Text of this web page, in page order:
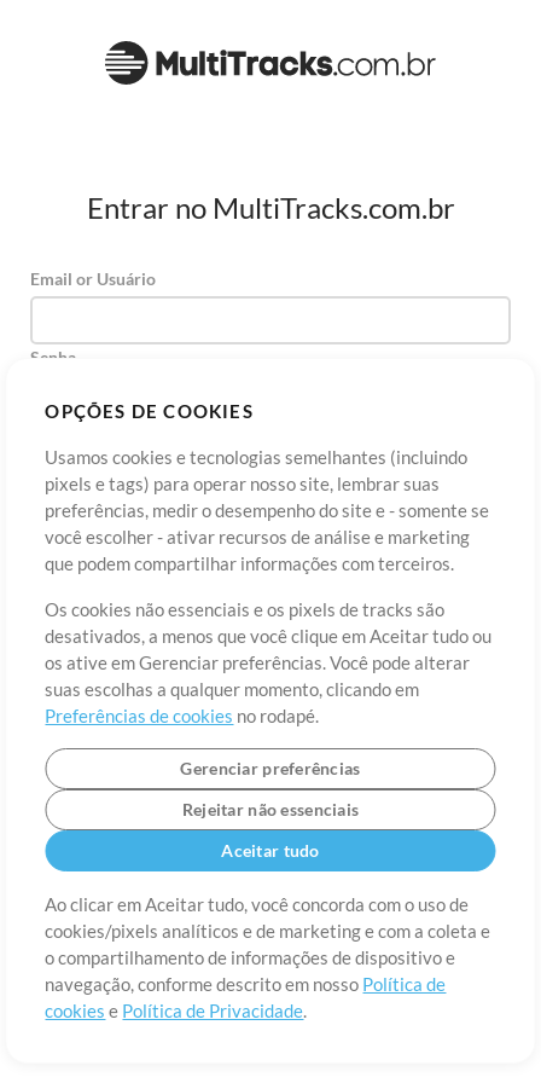
OPÇÕES DE COOKIES
Usamos cookies e tecnologias semelhantes (incluindo
pixels e tags) para operar nosso site, lembrar suas
preferências, medir o desempenho do site e - somente se
você escolher - ativar recursos de análise e marketing
que podem compartilhar informações com terceiros.
Os cookies não essenciais e os pixels de tracks são
desativados, a menos que você clique em Aceitar tudo ou
os ative em Gerenciar preferências. Você pode alterar
suas escolhas a qualquer momento, clicando em
Preferências de cookies no rodapé.
Gerenciar preferências
Rejeitar não essenciais
Aceitar tudo
Ao clicar em Aceitar tudo, você concorda com o uso de
cookies/pixels analíticos e de marketing e com a coleta e
o compartilhamento de informações de dispositivo e
navegação, conforme descrito em nosso Política de
cookies e Política de Privacidade.
Entrar no MultiTracks.com.br
Email or Usuário
Senha
Cadastre-seEsqueceu sua senha?
Termos de Uso Política de Privacidade
Preferências de
Contato
©2006-2026 por MultiTracks LLC. Todos os Direitos Reservados.